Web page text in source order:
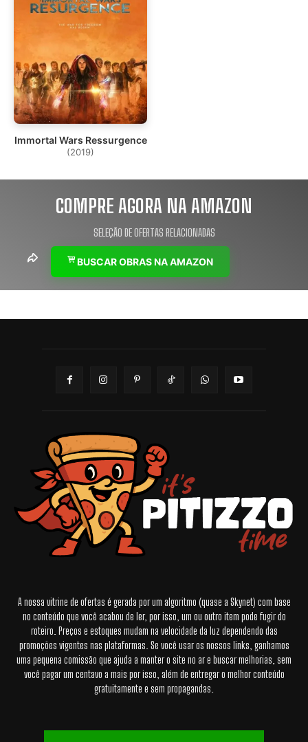
Immortal Wars Ressurgence
(2019)
COMPRE AGORA NA AMAZON
SELEÇÃO DE OFERTAS RELACIONADAS
BUSCAR OBRAS NA AMAZON
A nossa vitrine de ofertas é gerada por um algoritmo (quase a Skynet) com base
no conteúdo que você acabou de ler, por isso, um ou outro item pode fugir do
roteiro. Preços e estoques mudam na velocidade da luz dependendo das
promoções vigentes nas plataformas. Se você usar os nossos links, ganhamos
uma pequena comissão que ajuda a manter o site no ar e buscar melhorias, sem
você pagar um centavo a mais por isso, além de entregar o melhor conteúdo
gratuitamente e sem propagandas.